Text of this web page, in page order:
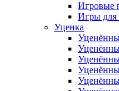
Игровые
Игры для
Уценка